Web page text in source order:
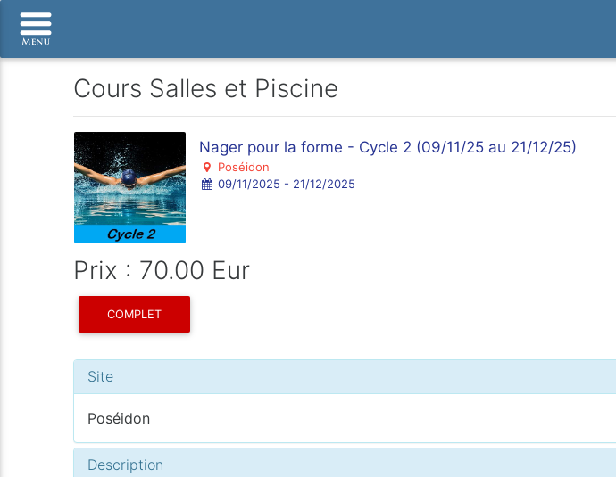
Cours Salles et Piscine
Nager pour la forme - Cycle 2 (09/11/25 au 21/12/25)
Poséidon
09/11/2025 - 21/12/2025
Prix : 70.00 Eur
COMPLET
Site
Poséidon
Description